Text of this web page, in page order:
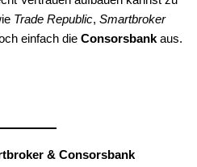
Trade Republic, Smartbroker
einfach die Consorsbank aus.
& Consorsbank